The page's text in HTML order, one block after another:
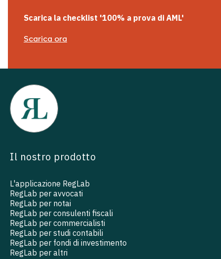
Scarica la checklist '100% a prova di AML'
Scarica ora
Il nostro prodotto
L'applicazione RegLab
RegLab per avvocati
RegLab per notai
RegLab per consulenti fiscali
RegLab per commercialisti
RegLab per studi contabili
RegLab per fondi di investimento
RegLab per altri